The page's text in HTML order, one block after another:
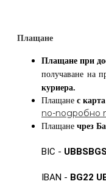
Плащане
Плащане при
получаване на
куриера.
Плащанес карта
по-подробно
Плащане чрез
BIC -
IBAN - BG22